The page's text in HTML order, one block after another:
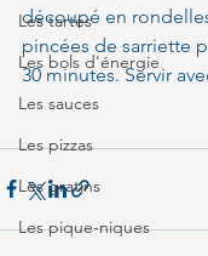
Les tartes
Les bols d'énergie
Les sauces
Les pizzas
Les gratins
Les pique-niques
découpé en
pincées de sarriette
30 minutes. Servir